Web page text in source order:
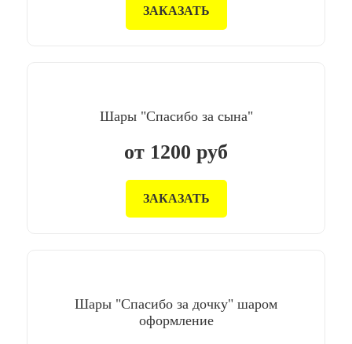
ЗАКАЗАТЬ
Шары "Спасибо за сына"
от 1200 руб
ЗАКАЗАТЬ
Шары "Спасибо за дочку" шаром
оформление